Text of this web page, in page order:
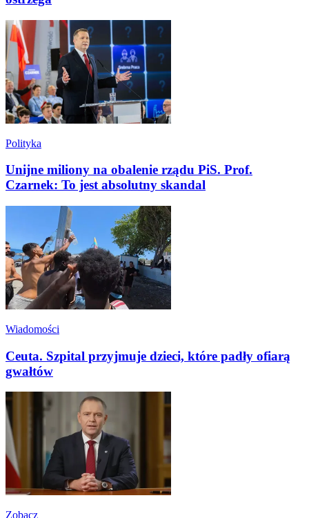
Polityka
Unijne miliony na obalenie rządu PiS. Prof.
Czarnek: To jest absolutny skandal
Wiadomości
Ceuta. Szpital przyjmuje dzieci, które padły ofiarą
gwałtów
Zobacz